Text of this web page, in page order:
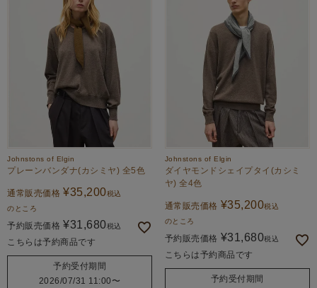
Johnstons of Elgin
プレーンバンダナ(カシミヤ) 全5色
通常販売価格 ¥35,200税込
のところ
予約販売価格 ¥31,680税込
こちらは予約商品です
予約受付期間
2026/07/31 11:00 〜
Johnstons of Elgin
ダイヤモンドシェイプタイ(カシミ
ヤ) 全4色
通常販売価格 ¥35,200税込
のところ
予約販売価格 ¥31,680税込
こちらは予約商品です
予約受付期間